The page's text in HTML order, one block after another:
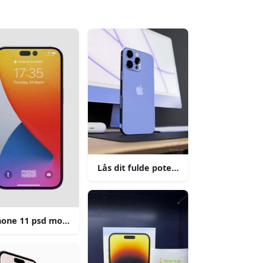
iphone
11 psd mockup
Lås dit fulde potentiale op med iphone